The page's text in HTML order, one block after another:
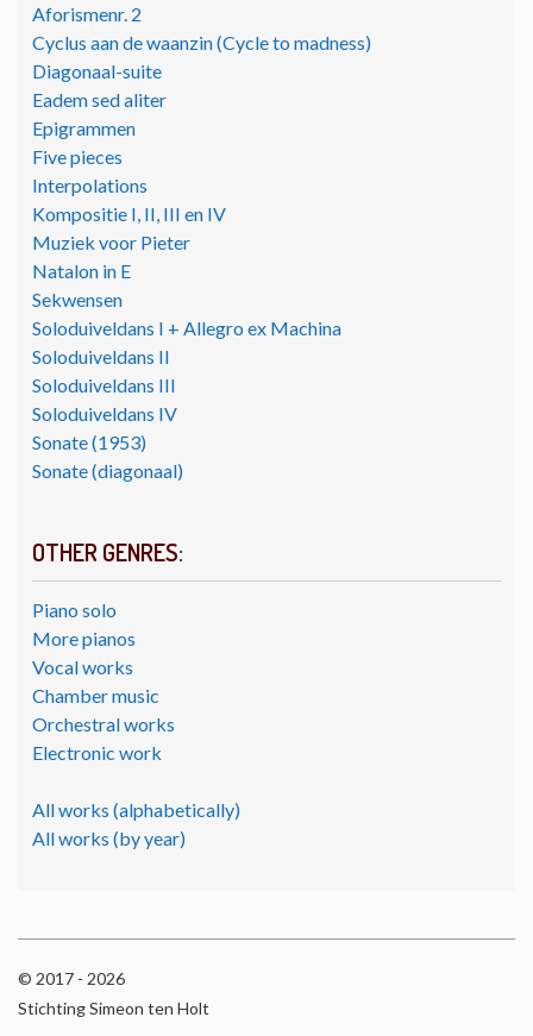
Aforismenr. 2
Cyclus aan de waanzin (Cycle to madness)
Diagonaal-suite
Eadem sed aliter
Epigrammen
Five pieces
Interpolations
Kompositie I, II, III en IV
Muziek voor Pieter
Natalon in E
Sekwensen
Soloduiveldans I + Allegro ex Machina
Soloduiveldans II
Soloduiveldans III
Soloduiveldans IV
Sonate (1953)
Sonate (diagonaal)
OTHER GENRES:
Piano solo
More pianos
Vocal works
Chamber music
Orchestral works
Electronic work
All works (alphabetically)
All works (by year)
© 2017 - 2026
Stichting Simeon ten Holt